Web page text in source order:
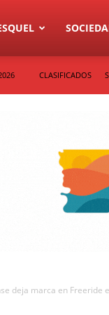
CLASIFICADOS
deja marca en Freeride